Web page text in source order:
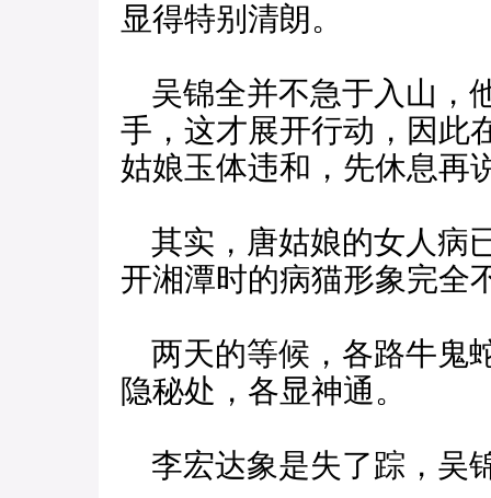
显得特别清朗。
吴锦全并不急于入山，
手，这才展开行动，因此
姑娘玉体违和，先休息再
其实，唐姑娘的女人病
开湘潭时的病猫形象完全
两天的等候，各路牛鬼
隐秘处，各显神通。
李宏达象是失了踪，吴